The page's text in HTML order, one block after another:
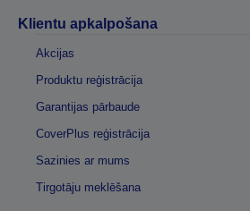
Klientu apkalpošana
Akcijas
Produktu reģistrācija
Garantijas pārbaude
CoverPlus reģistrācija
Sazinies ar mums
Tirgotāju meklēšana